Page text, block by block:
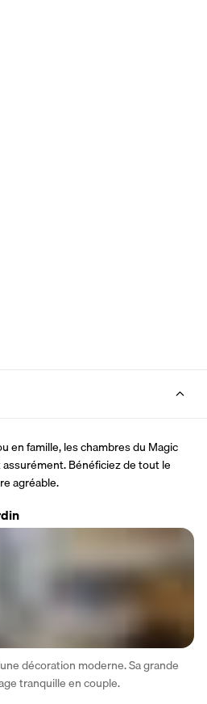
en famille, les chambres du Magic
Bénéficiez de tout le
agréable.
décoration moderne. Sa grande
tranquille en couple.